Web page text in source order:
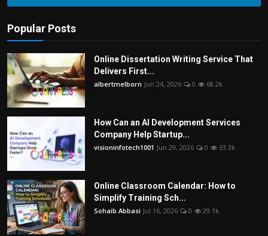
Popular Posts
Online Dissertation Writing Service That
Delivers First...
albertmelborn Jun 24, 2026 0 68.2k
How Can an AI Development Services
Company Help Startup...
visioninfotech1001 Jun 29, 2026 0 33.3k
Online Classroom Calendar: How to
Simplify Training Sch...
Sohaib Abbasi Jul 16, 2026 0 29.1k